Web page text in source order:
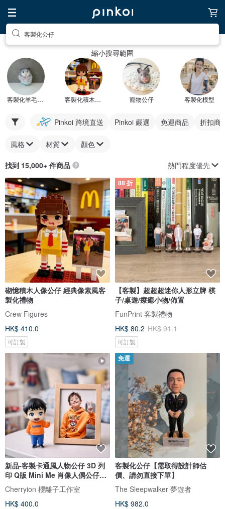
客製化公仔
縮小搜尋範圍
客製化羊毛氈公仔 客製化積木公仔 寵物公仔 客製化模型
Pinkoi 跨境直送 Pinkoi 嚴選 免運商品 折扣商
風格 材質 顏色
找到 15,000+ 件商品 熱門程度優先
砌憶積木人像公仔 經典像素風客
製化禮物
Crew Figures
HK$ 410.0
可訂製
88 折
【客製】超超超迷你人形立牌 棋
子/桌遊/療癒小物/佈置
FunPrint 客製禮物
HK$ 80.2 HK$ 91.1
可訂製
新品-客製卡通風人物公仔 3D 列
印 Q版 Mini Me 肖像人偶公仔紀
念
Cherryion 櫻離子工作室
HK$ 400.0
免運
客製化公仔【需取得設計師估
價、請勿直接下單】
The Sleepwalker 夢遊者
HK$ 982.0